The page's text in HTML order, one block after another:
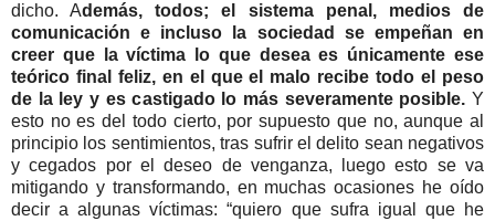
dicho. Además, todos; el sistema penal, medios de
comunicación e incluso la sociedad se empeñan en
creer que la víctima lo que desea es únicamente ese
teórico final feliz, en el que el malo recibe todo el peso
de la ley y es castigado lo más severamente posible. Y
esto no es del todo cierto, por supuesto que no, aunque al
principio los sentimientos, tras sufrir el delito sean negativos
y cegados por el deseo de venganza, luego esto se va
mitigando y transformando, en muchas ocasiones he oído
decir a algunas víctimas: “quiero que sufra igual que he